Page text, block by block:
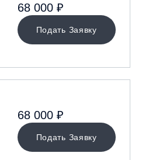
Подать Заявку
68 000 ₽
Подать Заявку
68 000 ₽